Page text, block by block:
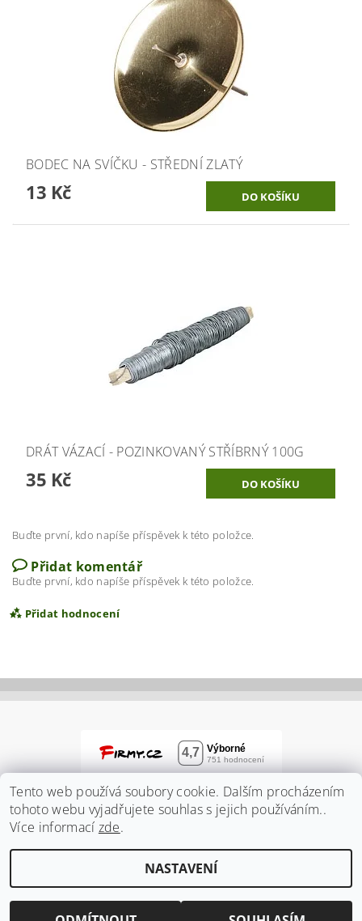
BODEC NA SVÍČKU - STŘEDNÍ ZLATÝ
13 Kč
DRÁT VÁZACÍ - POZINKOVANÝ STŘÍBRNÝ 100G
35 Kč
Buďte první, kdo napíše příspěvek k této položce.
Přidat komentář
Buďte první, kdo napíše příspěvek k této položce.
Přidat hodnocení
Vložením hodnocení souhlasíte spodmínkami
ochrany osobních údajů
2026 ©Zahradnidum.cz, všechna práva vyhrazena
Tento web používá soubory cookie. Dalším procházením
tohoto webu vyjadřujete souhlas s jejich používáním..
Více informací zde.
NASTAVENÍ